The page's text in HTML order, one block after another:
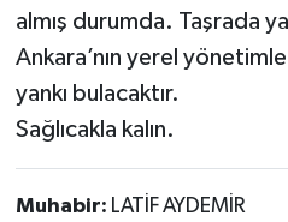
almış durumda. Taşrada
Ankara’nın yerel
yankı bulacaktır.
Sağlıcakla kalın.
Muhabir: LATİF AYDEMİR